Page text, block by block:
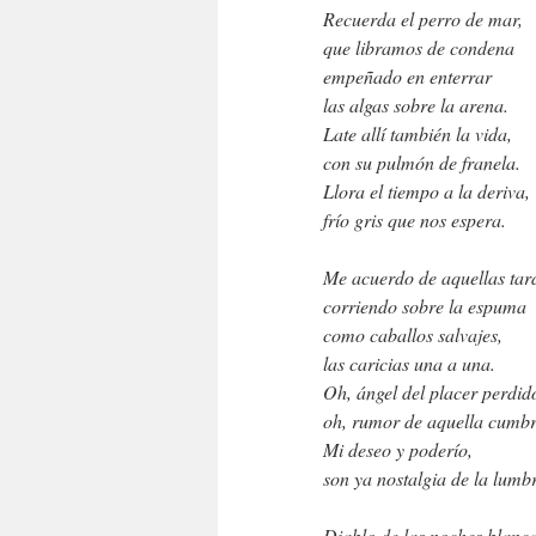
Recuerda el perro de mar,
que libramos de condena
empeñado en enterrar
las algas sobre la arena.
Late allí también la vida,
con su pulmón de franela.
Llora el tiempo a la deriva,
frío gris que nos espera.
Me acuerdo de aquellas
corriendo sobre la espuma
como caballos salvajes,
las caricias una a una.
Oh, ángel del placer
oh, rumor de aquella
Mi deseo y poderío,
son ya nostalgia de la